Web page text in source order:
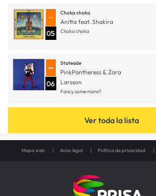
05
Choka choka
Anitta feat. Shakira
Choka choka
06
Stateside
PinkPantheress & Zara
Larsson
Fancy some more?
Ver toda la lista
Mapa web Aviso legal Política de privacidad